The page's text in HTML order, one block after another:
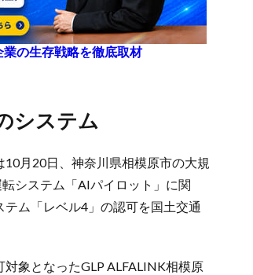
の生存戦略を徹底取材
システム
月20日、神奈川県相模原市の大規
システム「AIパイロット」に関
ム「レベル4」の認可を国土交通
象となったGLP ALFALINK相模原